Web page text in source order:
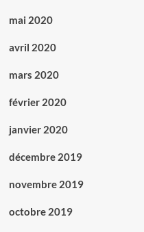
mai 2020
avril 2020
mars 2020
février 2020
janvier 2020
décembre 2019
novembre 2019
octobre 2019